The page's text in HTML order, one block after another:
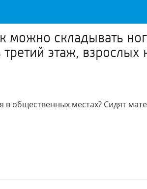
можно складывать
этаж,
общественных местах? Сидят